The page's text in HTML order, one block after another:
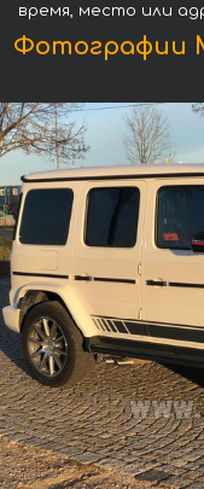
время, место или
Фотографии